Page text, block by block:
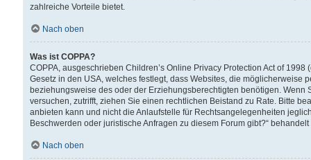
zahlreiche Vorteile bietet.
Nach oben
Was ist COPPA?
COPPA, ausgeschrieben Children’s Online Privacy Protection Act of
Gesetz in den USA, welches festlegt, dass Websites, die
beziehungsweise des oder der Erziehungsberechtigten benötigen.
versuchen, zutrifft, ziehen Sie einen rechtlichen Beistand zu Rate. Bitte
anbieten kann und nicht die Anlaufstelle für Rechtsangelegenheiten
Beschwerden oder juristische Anfragen zu diesem Forum gibt?“
Nach oben